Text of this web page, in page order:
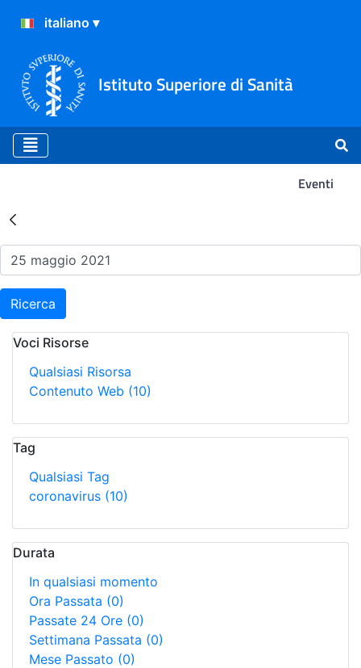
Istituto Superiore di Sanità
Eventi
Risultati della Ricerca -
Ricerca
Voci Risorse
Qualsiasi Risorsa
Contenuto Web (10)
Tag
Qualsiasi Tag
coronavirus (10)
Durata
In qualsiasi momento
Ora Passata (0)
Passate 24 Ore (0)
Settimana Passata (0)
Mese Passato (0)